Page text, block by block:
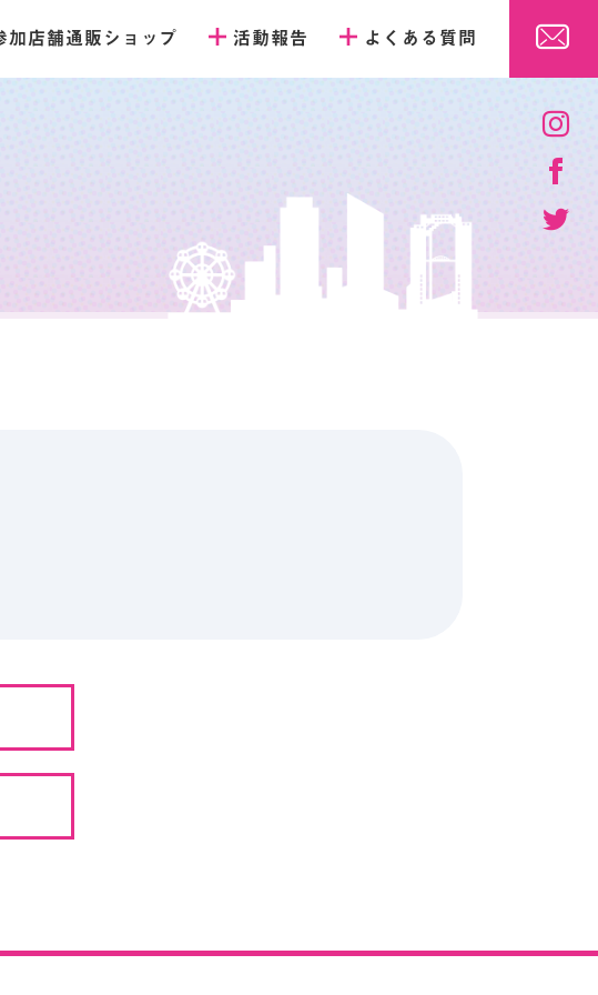
加店舗通販ショップ 活動報告 よくある質問